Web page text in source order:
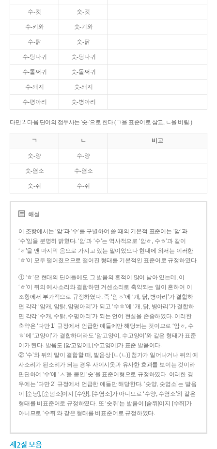
수-컷 숫-것
수-키와 숫-기와
수-탉 숫-닭
수-탕나귀 숫-당나귀
수-톨쩌귀 숫-돌쩌귀
수-퇘지 숫-돼지
수-평아리 숫-병아리
다만 2. 다음 단어의 접두사는 '숫-'으로 한다.(ㄱ을 표준어로 삼고, ㄴ을 버림.)
ㄱ ㄴ 비고
숫-양 수-양
숫-염소 수-염소
숫-쥐 수-쥐
해설
이 조항에서는 ‘암’과 ‘수’를 구별하여 쓸 때의 기본적 표준어는 ‘암’과
‘수’임을 분명히 밝혔다. ‘암’과 ‘수’는 역사적으로 ‘암ㅎ, 수ㅎ’과 같이
‘ㅎ’을 맨 마지막 음으로 가지고 있는 말이었으나 현대에 와서는 이러한
‘ㅎ’이 모두 떨어졌으므로 떨어진 형태를 기본적인 표준어로 규정하였다.
① ‘ㅎ’은 현대의 단어들에도 그 발음의 흔적이 많이 남아 있는데, 이
‘ㅎ’이 뒤의 예사소리와 결합하면 거센소리로 축약되는 일이 흔하여 이
조항에서 부가적으로 규정하였다. 즉 ‘암ㅎ’에 ‘개, 닭, 병아리’가 결합하
면 각각 ‘암캐, 암탉, 암평아리’가 되고 ‘수ㅎ’에 ‘개, 닭, 병아리’가 결합하
면 각각 ‘수캐, 수탉, 수평아리’가 되는 언어 현실을 존중하였다. 이러한
축약은 ‘다만 1’ 규정에서 언급한 예들에만 해당되는 것이므로 ‘암ㅎ, 수
ㅎ’에 ‘고양이’가 결합하더라도 ‘암고양이, 수고양이’와 같은 형태가 표준
어가 된다. 발음도 [암고양이], [수고양이]가 표준 발음이다.
② ‘수’와 뒤의 말이 결합할 때, 발음상 [ㄴ(ㄴ)] 첨가가 일어나거나 뒤의 예
사소리가 된소리가 되는 경우 사이시옷과 유사한 효과를 보이는 것이라
판단하여 ‘수’에 ‘ㅅ’을 붙인 ‘숫’을 표준어형으로 규정하였다. 이러한 경
우에는 ‘다만 2’ 규정에서 언급한 예들만 해당한다. ‘숫양, 숫염소’는 발음
이 [순냥], [순념소]이지 [수양], [수염소]가 아니므로 ‘수양, 수염소’와 같은
형태를 비표준어로 규정하였다. 또 ‘숫쥐’는 발음이 [숟쮜]이지 [수쥐]가
아니므로 ‘수쥐’와 같은 형태를 비표준어로 규정하였다.
제2절 모음